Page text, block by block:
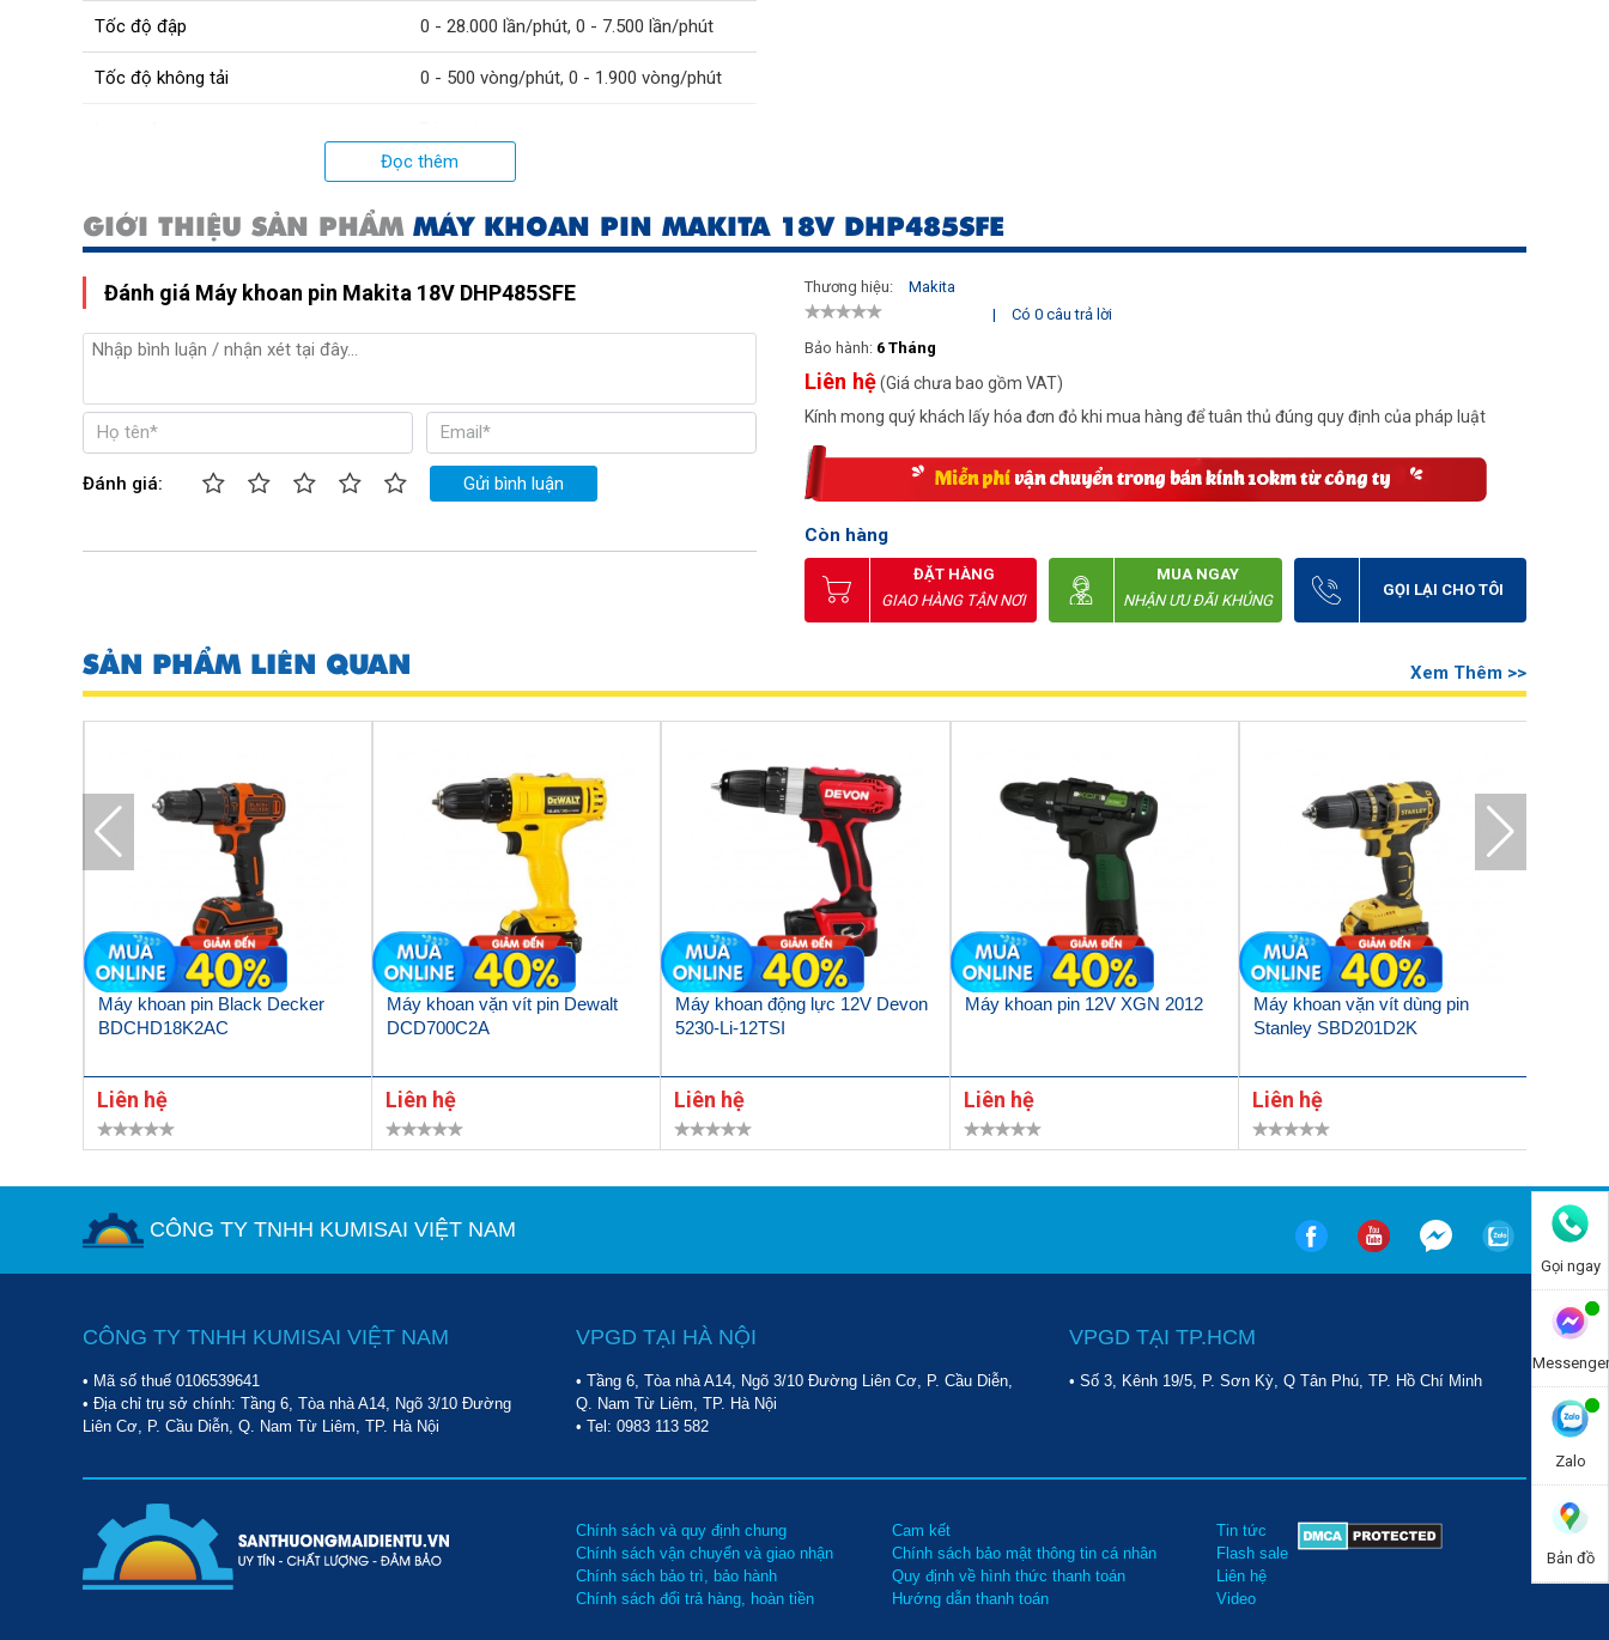
Tốc độ đập 0 - 28.000 lần/phút, 0 - 7.500 lần/phút
Tốc độ không tải 0 - 500 vòng/phút, 0 - 1.900 vòng/phút
Lithium-ion
Lực siết 50Nm, 27Nm
Mô tơ Mô tơ từ (Cảm ứng)
Lõi mô tơ Dây đồng
Xuất xứ Trung Quốc
Đọc thêm
GIỚI THIỆU SẢN PHẨM MÁY KHOAN PIN MAKITA 18V DHP485SFE
Đánh giá Máy khoan pin Makita 18V DHP485SFE
Đánh giá: Gửi bình luận
Thương hiệu:
Makita
|
Có 0 câu trả lời
Bảo hành: 6 Tháng
Liên hệ(Giá chưa bao gồm VAT)
Kính mong quý khách lấy hóa đơn đỏ khi mua hàng để tuân thủ đúng quy định của pháp luật
Còn hàng
ĐẶT HÀNG
GIAO HÀNG TẬN NƠI
MUA NGAY
NHẬN ƯU ĐÃI KHỦNG
GỌI LẠI CHO TÔI
SẢN PHẨM LIÊN QUAN Xem Thêm >>
Máy khoan pin Black Decker
BDCHD18K2AC
Liên hệ
Máy khoan vặn vít pin Dewalt
DCD700C2A
Liên hệ
Máy khoan động lực 12V Devon
5230-Li-12TSI
Liên hệ
Máy khoan pin 12V XGN 2012
Liên hệ
Máy khoan vặn vít dùng pin
Stanley SBD201D2K
Liên hệ
CÔNG TY TNHH KUMISAI VIỆT NAM
CÔNG TY TNHH KUMISAI VIỆT NAM
• Mã số thuế 0106539641
• Địa chỉ trụ sở chính: Tầng 6, Tòa nhà A14, Ngõ 3/10 Đường
Liên Cơ, P. Cầu Diễn, Q. Nam Từ Liêm, TP. Hà Nội
VPGD TẠI HÀ NỘI
• Tầng 6, Tòa nhà A14, Ngõ 3/10 Đường Liên Cơ, P. Cầu Diễn,
Q. Nam Từ Liêm, TP. Hà Nội
• Tel: 0983 113 582
VPGD TẠI TP.HCM
• Số 3, Kênh 19/5, P. Sơn Kỳ, Q Tân Phú, TP. Hồ Chí Minh
Chính sách và quy định chung
Chính sách vận chuyển và giao nhận
Chính sách bảo trì, bảo hành
Chính sách đổi trả hàng, hoàn tiền
Cam kết
Chính sách bảo mật thông tin cá nhân
Quy định về hình thức thanh toán
Hướng dẫn thanh toán
Tin tức
Flash sale
Liên hệ
Video
Gọi ngay
Messenger
Zalo
Bản đồ